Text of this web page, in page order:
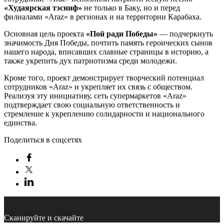
«Худаярская тэсниф» не только в Баку, но и перед
филиалами «Araz» в регионах и на территории Карабаха.
Основная цель проекта «Пой ради Победы» — подчеркнуть
значимость Дня Победы, почтить память героических сынов
нашего народа, вписавших славные страницы в историю, а
также укрепить дух патриотизма среди молодежи.
Кроме того, проект демонстрирует творческий потенциал
сотрудников «Araz» и укрепляет их связь с обществом.
Реализуя эту инициативу, сеть супермаркетов «Araz»
подтверждает свою социальную ответственность и
стремление к укреплению солидарности и национального
единства.
Поделиться в соцсетях
Сканируйте и скачайте